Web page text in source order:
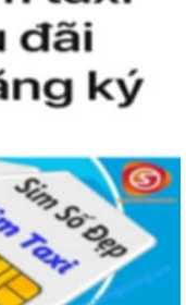
đó, dù sim số xấu
bình thường.Đôi khi
những loại sim giảm
những người không
lùng sim giảm
lãi thỏa sức niềm
Số Đẹp Giá Dưới